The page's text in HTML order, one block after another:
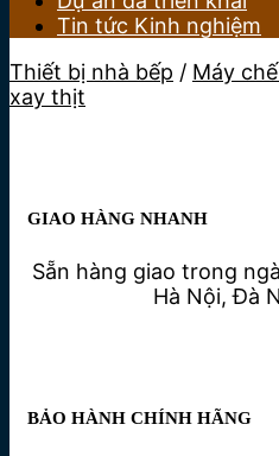
Tin tức Kinh nghiệm
Thiết bị nhà bếp / Máy
xay thịt
GIAO HÀNG NHANH
Sẵn hàng giao trong
Hà Nội, Đà
BẢO HÀNH CHÍNH HÃNG